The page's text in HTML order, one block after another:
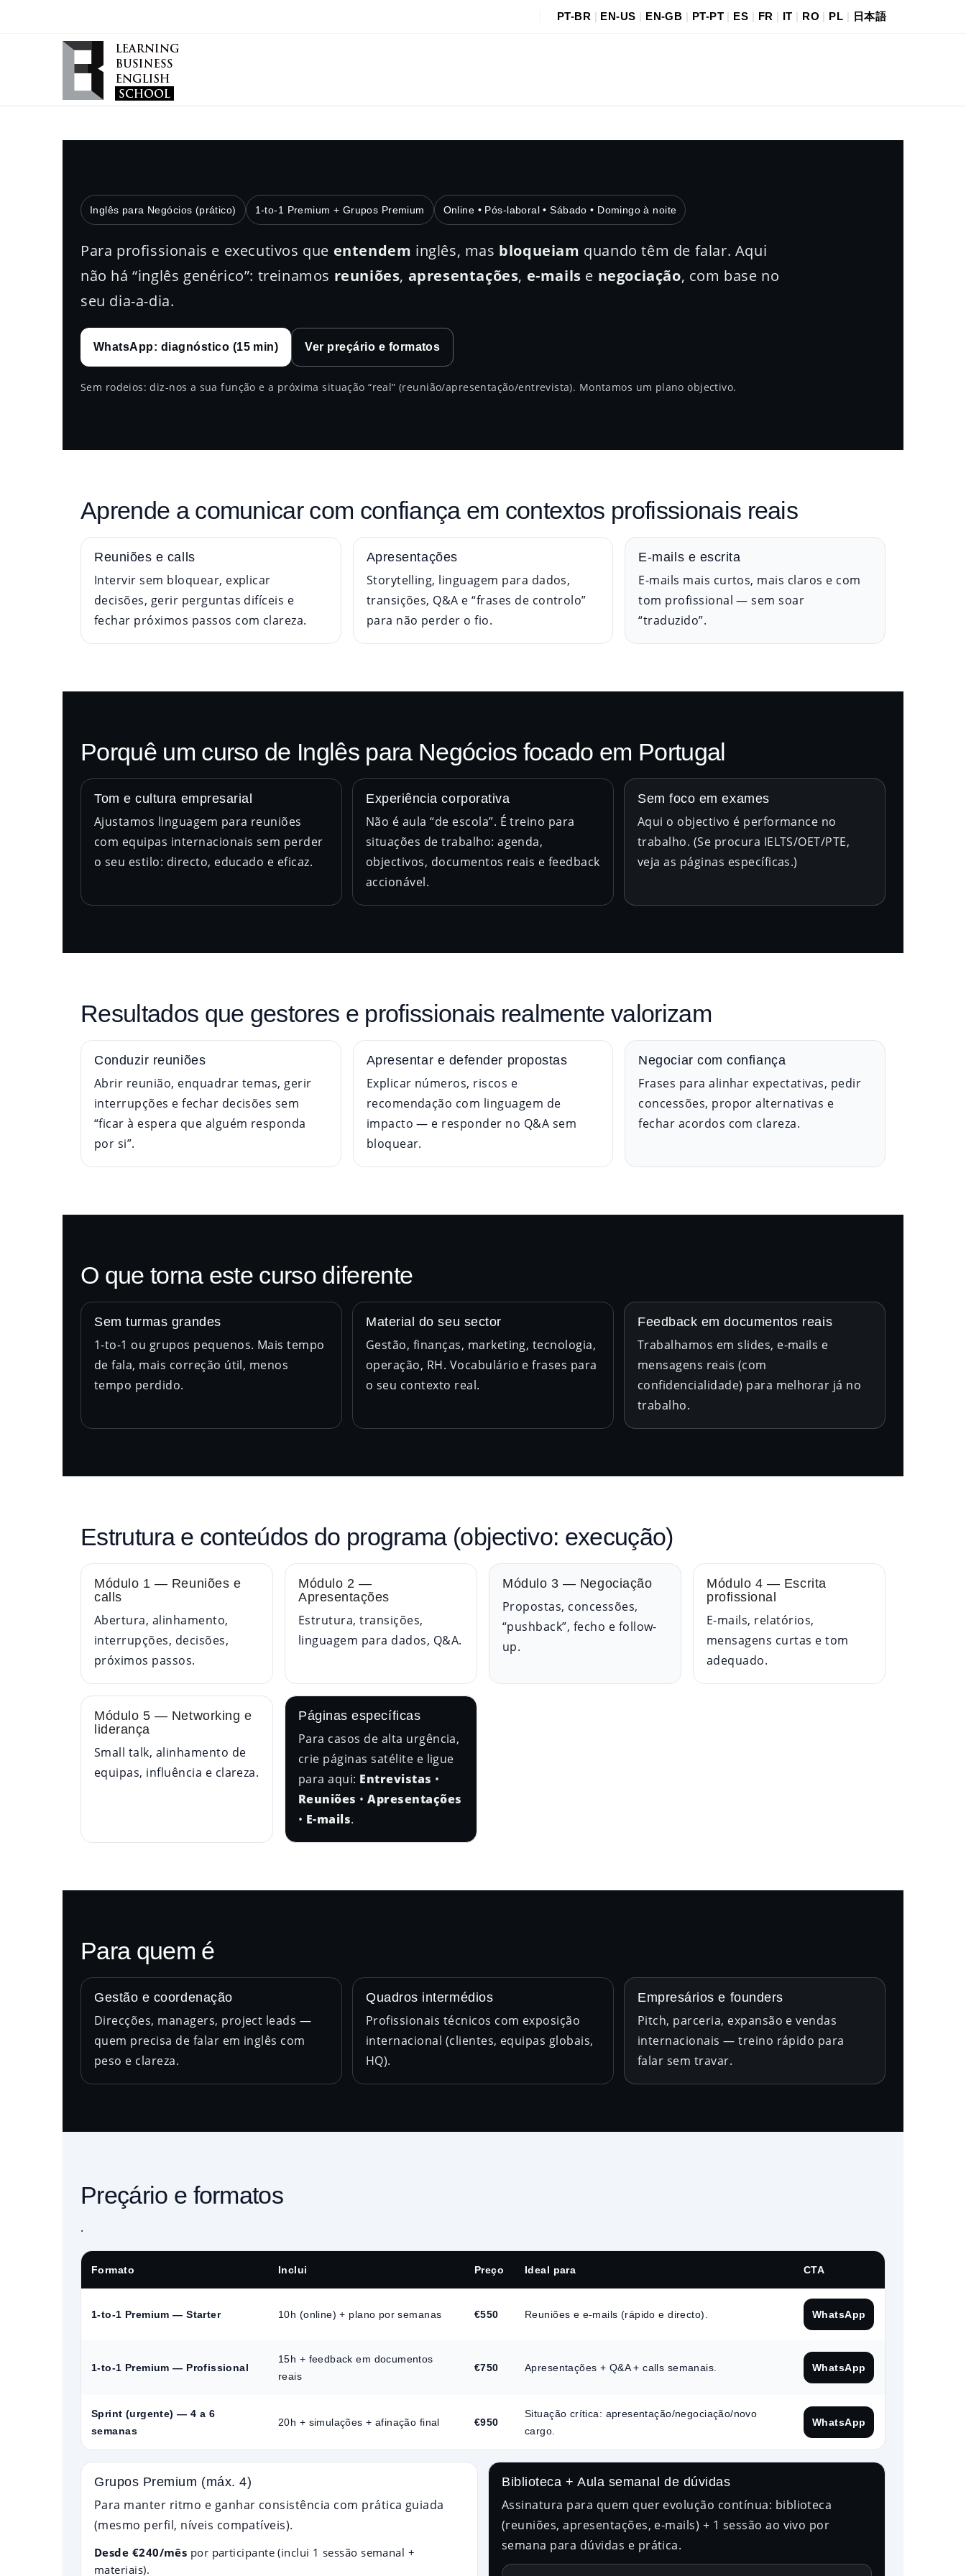
PT-BR | EN-US | EN-GB | PT-PT| ES | FR | IT | RO | PL | 日本語
Inglês para Negócios (prático) 1-to-1 Premium + Grupos Premium Online • Pós-laboral • Sábado • Domingo à noite
Para profissionais e executivos que entendem inglês, mas bloqueiam quando têm de falar. Aqui
não há “inglês genérico”: treinamos reuniões, apresentações, e-mails e negociação, com base no
seu dia-a-dia.
WhatsApp: diagnóstico (15 min) Ver preçário e formatos
Sem rodeios: diz-nos a sua função e a próxima situação “real” (reunião/apresentação/entrevista). Montamos um plano objectivo.
Aprende a comunicar com confiança em contextos profissionais reais
Reuniões e calls
Intervir sem bloquear, explicar
decisões, gerir perguntas difíceis e
fechar próximos passos com clareza.
Apresentações
Storytelling, linguagem para dados,
transições, Q&A e “frases de controlo”
para não perder o fio.
E-mails e escrita
E-mails mais curtos, mais claros e com
tom profissional — sem soar
“traduzido”.
Porquê um curso de Inglês para Negócios focado em Portugal
Tom e cultura empresarial
Ajustamos linguagem para reuniões
com equipas internacionais sem perder
o seu estilo: directo, educado e eficaz.
Experiência corporativa
Não é aula “de escola”. É treino para
situações de trabalho: agenda,
objectivos, documentos reais e feedback
accionável.
Sem foco em exames
Aqui o objectivo é performance no
trabalho. (Se procura IELTS/OET/PTE,
veja as páginas específicas.)
Resultados que gestores e profissionais realmente valorizam
Conduzir reuniões
Abrir reunião, enquadrar temas, gerir
interrupções e fechar decisões sem
“ficar à espera que alguém responda
por si”.
Apresentar e defender propostas
Explicar números, riscos e
recomendação com linguagem de
impacto — e responder no Q&A sem
bloquear.
Negociar com confiança
Frases para alinhar expectativas, pedir
concessões, propor alternativas e
fechar acordos com clareza.
O que torna este curso diferente
Sem turmas grandes
1-to-1 ou grupos pequenos. Mais tempo
de fala, mais correção útil, menos
tempo perdido.
Material do seu sector
Gestão, finanças, marketing, tecnologia,
operação, RH. Vocabulário e frases para
o seu contexto real.
Feedback em documentos reais
Trabalhamos em slides, e-mails e
mensagens reais (com
confidencialidade) para melhorar já no
trabalho.
Estrutura e conteúdos do programa (objectivo: execução)
Módulo 1 — Reuniões e
calls
Abertura, alinhamento,
interrupções, decisões,
próximos passos.
Módulo 2 —
Apresentações
Estrutura, transições,
linguagem para dados, Q&A.
Módulo 3 — Negociação
Propostas, concessões,
“pushback”, fecho e follow-
up.
Módulo 4 — Escrita
profissional
E-mails, relatórios,
mensagens curtas e tom
adequado.
Módulo 5 — Networking e
liderança
Small talk, alinhamento de
equipas, influência e clareza.
Páginas específicas
Para casos de alta urgência,
crie páginas satélite e ligue
para aqui: Entrevistas •
Reuniões •Apresentações
• E-mails.
Para quem é
Gestão e coordenação
Direcções, managers, project leads —
quem precisa de falar em inglês com
peso e clareza.
Quadros intermédios
Profissionais técnicos com exposição
internacional (clientes, equipas globais,
HQ).
Empresários e founders
Pitch, parceria, expansão e vendas
internacionais — treino rápido para
falar sem travar.
Preçário e formatos
.
Formato Inclui Preço Ideal para CTA
1-to-1 Premium — Starter 10h (online) + plano por semanas €550 Reuniões e e-mails (rápido e directo). WhatsApp
1-to-1 Premium — Profissional
15h + feedback em documentos
reais
€750 Apresentações + Q&A + calls semanais. WhatsApp
Sprint (urgente) — 4 a 6
semanas
20h + simulações + afinação final €950
Situação crítica: apresentação/negociação/novo
cargo.
WhatsApp
Grupos Premium (máx. 4)
Para manter ritmo e ganhar consistência com prática guiada
(mesmo perfil, níveis compatíveis).
Desde €240/mês por participante (inclui 1 sessão semanal +
materiais).
Biblioteca + Aula semanal de dúvidas
Assinatura para quem quer evolução contínua: biblioteca
(reuniões, apresentações, e-mails) + 1 sessão ao vivo por
semana para dúvidas e prática.